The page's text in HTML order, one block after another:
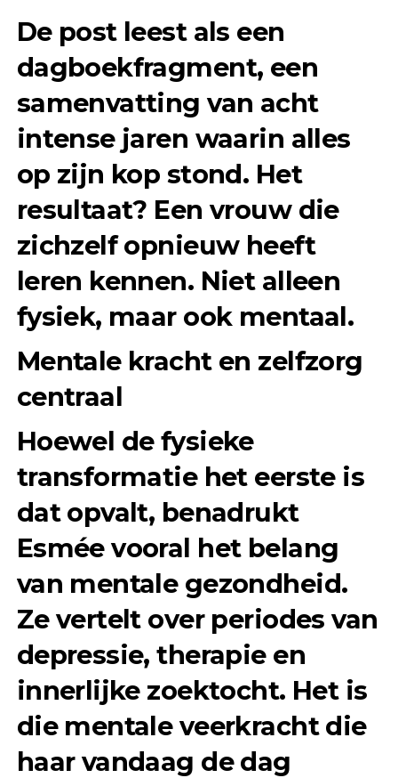
De post leest als een
dagboekfragment, een
samenvatting van acht
intense jaren waarin alles
op zijn kop stond. Het
resultaat? Een vrouw die
zichzelf opnieuw heeft
leren kennen. Niet alleen
fysiek, maar ook mentaal.
Mentale kracht en zelfzorg
centraal
Hoewel de fysieke
transformatie het eerste is
dat opvalt, benadrukt
Esmée vooral het belang
van mentale gezondheid.
Ze vertelt over periodes van
depressie, therapie en
innerlijke zoektocht. Het is
die mentale veerkracht die
haar vandaag de dag